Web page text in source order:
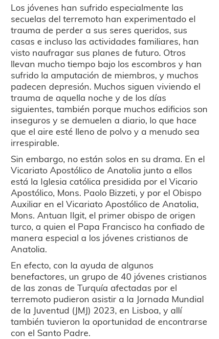
Los jóvenes han sufrido especialmente las
secuelas del terremoto han experimentado el
trauma de perder a sus seres queridos, sus
casas e incluso las actividades familiares, han
visto naufragar sus planes de futuro. Otros
llevan mucho tiempo bajo los escombros y han
sufrido la amputación de miembros, y muchos
padecen depresión. Muchos siguen viviendo el
trauma de aquella noche y de los días
siguientes, también porque muchos edificios son
inseguros y se demuelen a diario, lo que hace
que el aire esté lleno de polvo y a menudo sea
irrespirable.
Sin embargo, no están solos en su drama. En el
Vicariato Apostólico de Anatolia junto a ellos
está la Iglesia católica presidida por el Vicario
Apostólico, Mons. Paolo Bizzeti, y por el Obispo
Auxiliar en el Vicariato Apostólico de Anatolia,
Mons. Antuan Ilgit, el primer obispo de origen
turco, a quien el Papa Francisco ha confiado de
manera especial a los jóvenes cristianos de
Anatolia.
En efecto, con la ayuda de algunos
benefactores, un grupo de 40 jóvenes cristianos
de las zonas de Turquía afectadas por el
terremoto pudieron asistir a la Jornada Mundial
de la Juventud (JMJ) 2023, en Lisboa, y allí
también tuvieron la oportunidad de encontrarse
con el Santo Padre.